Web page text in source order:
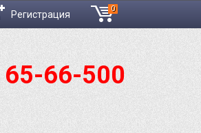
Регистрация
0
65-66-500